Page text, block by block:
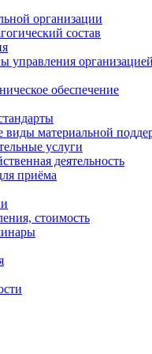
организации
состав
управления организацией
обеспечение
материальной
услуги
деятельность
приёма
стоимость